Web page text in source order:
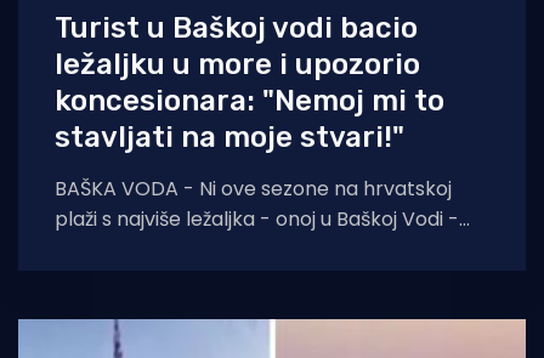
Turist u Baškoj vodi bacio
ležaljku u more i upozorio
koncesionara: "Nemoj mi to
stavljati na moje stvari!"
BAŠKA VODA - Ni ove sezone na hrvatskoj
plaži s najviše ležaljka - onoj u Baškoj Vodi -